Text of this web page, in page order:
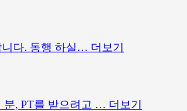
니다. 동행 하실… 더보기
분, PT를 받으려고 … 더보기